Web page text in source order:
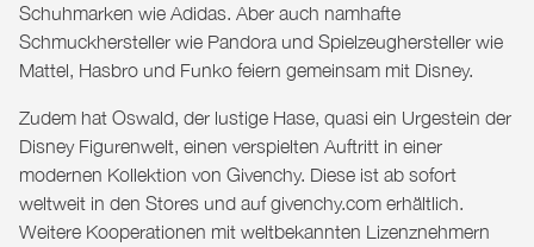
Schuhmarken wie Adidas. Aber auch namhafte
Schmuckhersteller wie Pandora und Spielzeughersteller wie
Mattel, Hasbro und Funko feiern gemeinsam mit Disney.
Zudem hat Oswald, der lustige Hase, quasi ein Urgestein der
Disney Figurenwelt, einen verspielten Auftritt in einer
modernen Kollektion von Givenchy. Diese ist ab sofort
weltweit in den Stores und auf givenchy.com erhältlich.
Weitere Kooperationen mit weltbekannten Lizenznehmern